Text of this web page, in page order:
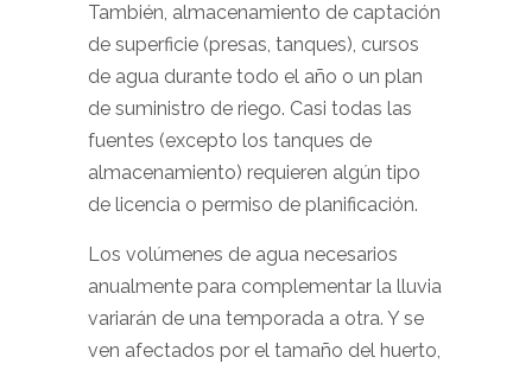
También, almacenamiento de captación
de superficie (presas, tanques), cursos
de agua durante todo el año o un plan
de suministro de riego. Casi todas las
fuentes (excepto los tanques de
almacenamiento) requieren algún tipo
de licencia o permiso de planificación.
Los volúmenes de agua necesarios
anualmente para complementar la lluvia
variarán de una temporada a otra. Y se
ven afectados por el tamaño del huerto,